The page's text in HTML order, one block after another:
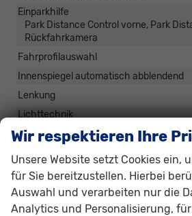
Einparkhilfe
Park Distance Control vorne, Park
Rückfahrkamera
Fahrprofilauswahl
Innenspiegel automatisch abblendend
Lenkung
Lichttechnik
Kurvenlicht, Lichtsensor,
Nebelscheinwerfer mit Kurvenlicht,
LED-Scheinwerfer, Fernlichtassistent,
Blendfreies Fernlicht, Voll-LED
Pannenhilfe
Start/Stop-Automatik
Wir respektieren Ihre
Unsere Website setzt Cookies ein,
für Sie bereitzustellen. Hierbei
Auswahl und verarbeiten nur die
Analytics und Personalisierung,